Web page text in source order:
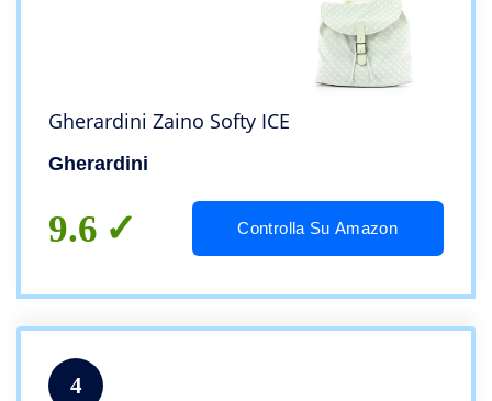
Gherardini Zaino Softy ICE
Gherardini
9.6 Controlla Su Amazon
4